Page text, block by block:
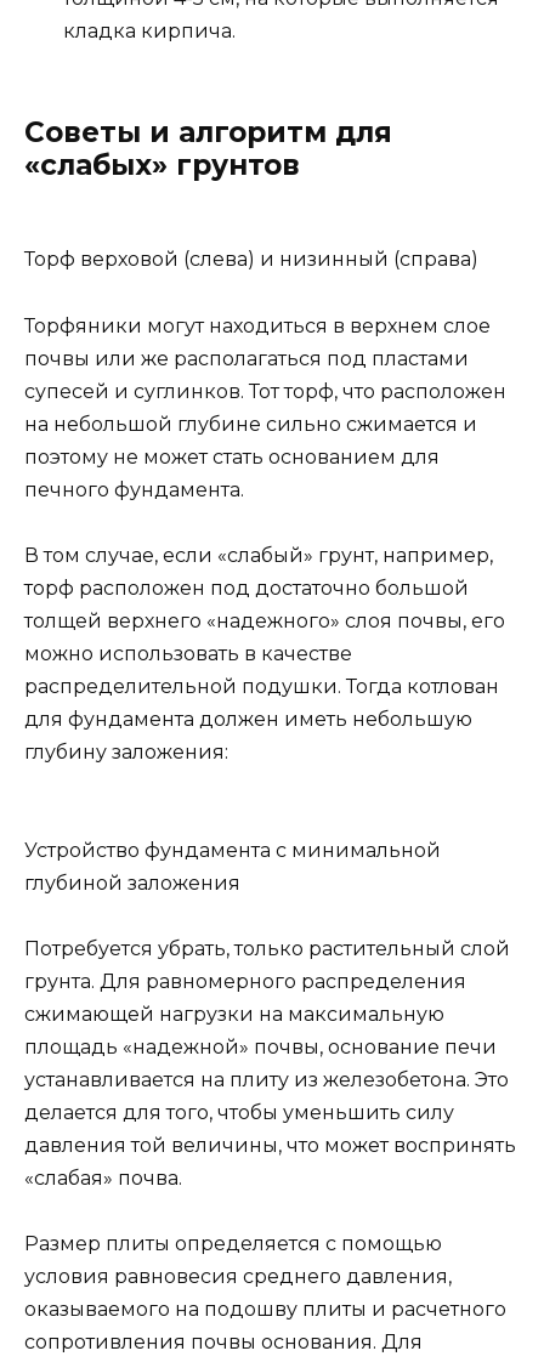
кладка кирпича.
Советы и алгоритм для
«слабых» грунтов
Торф верховой (слева) и низинный (справа)
Торфяники могут находиться в верхнем слое
почвы или же располагаться под пластами
супесей и суглинков. Тот торф, что расположен
на небольшой глубине сильно сжимается и
поэтому не может стать основанием для
печного фундамента.
В том случае, если «слабый» грунт, например,
торф расположен под достаточно большой
толщей верхнего «надежного» слоя почвы, его
можно использовать в качестве
распределительной подушки. Тогда котлован
для фундамента должен иметь небольшую
глубину заложения:
Устройство фундамента с минимальной
глубиной заложения
Потребуется убрать, только растительный слой
грунта. Для равномерного распределения
сжимающей нагрузки на максимальную
площадь «надежной» почвы, основание печи
устанавливается на плиту из железобетона. Это
делается для того, чтобы уменьшить силу
давления той величины, что может воспринять
«слабая» почва.
Размер плиты определяется с помощью
условия равновесия среднего давления,
оказываемого на подошву плиты и расчетного
сопротивления почвы основания. Для